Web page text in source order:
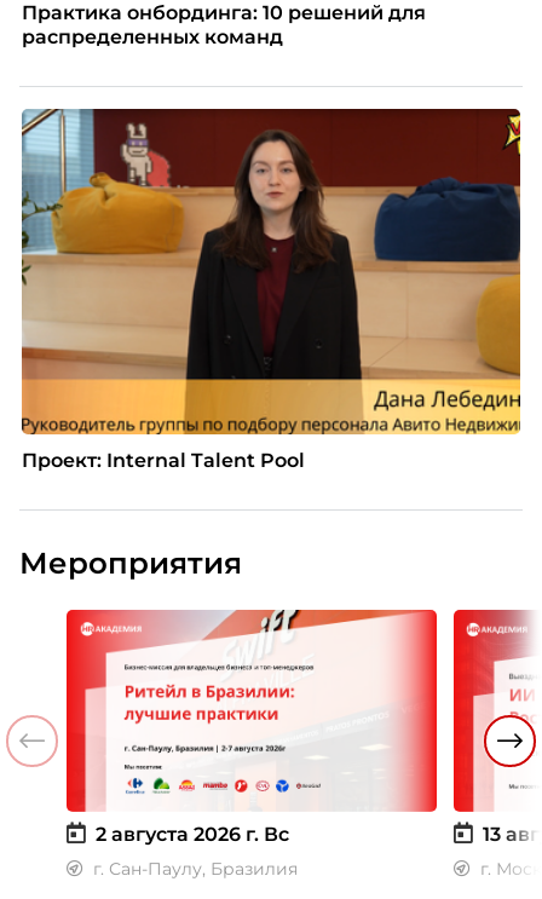
Практика онбординга: 10 решений для
распределенных команд
Проект: Internal Talent Pool
Мероприятия
2 августа 2026 г. Вс
г. Сан-Паулу, Бразилия
13
г.